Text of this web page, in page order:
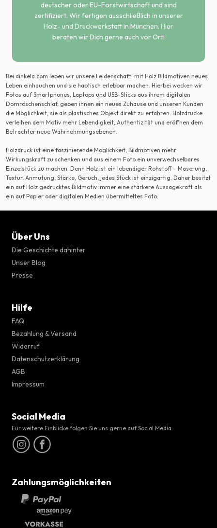
deutscher oder EU-Forstwirtschaft und sind
zertifiziert. Wir fertigen ausschließlich in unserer
Holz- und Druckwerkstatt in München. Hier
beraten wir Dich gerne auch vor Ort!
Bei dinkela.com leben wir unsere Leidenschaft: mit Holz Bildmotiven neues
Leben einhauchen und sie haptisch erlebbar machen. Hierbei wecken wir
Fotos auf Smartphones, Laptops und USB-Sticks aus ihrem digitalen
Dornröschenschlaf, geben ihnen ein neues Zuhause und unseren Kunden
die Möglichkeit, sie als plastisches Objekt direkt zu erfahren. Holzdrucke
verleihen dem Motiv mehr Lebendigkeit, Authentizität und eröffnen dem
Betrachter neue Wahrnehmungsebenen.
Holzdruck ist eine faszinierende Möglichkeit, Bildmotiven mehr
Wirkungskraft zu schenken und aus einem Foto ein unverwechselbares
Einzelstück zu machen. Denn Holz ist ein lebendiger Rohstoff – Maserung,
Textur, Anmutung, Stärke, Geruch, jedes Stück ist einzigartig. Daher besitzt
ein auf Holz gedrucktes Bildmotiv immer eine stärkere Aussagekraft als
ein auf Papier oder digitalen Medien übermitteltes Foto.
Über Uns
Die Geschichte dahinter
Unser Blog
Presse
Hilfe
FAQ
Bezahlung & Versand
Widerruf
Datenschutzerklärung
AGB
Impressum
Social Media
Für weitere Einblicke folgen Sie uns gerne auf Social Media
Zahlungsmöglichkeiten